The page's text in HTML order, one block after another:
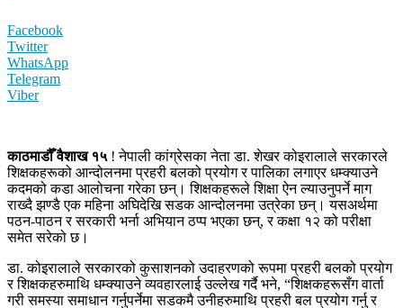
Facebook
Twitter
WhatsApp
Telegram
Viber
काठमाडौँ वैशाख १५ ! नेपाली कांग्रेसका नेता डा. शेखर कोइरालाले सरकारले
शिक्षकहरूको आन्दोलनमा प्रहरी बलको प्रयोग र पालिका लगाएर धम्क्याउने
कदमको कडा आलोचना गरेका छन्। शिक्षकहरूले शिक्षा ऐन ल्याउनुपर्ने माग
राख्दै झण्डै एक महिना अघिदेखि सडक आन्दोलनमा उत्रेका छन्। यसअर्थमा
पठन-पाठन र सरकारी भर्ना अभियान ठप्प भएका छन्, र कक्षा १२ को परीक्षा
समेत सरेको छ।
डा. कोइरालाले सरकारको कुसाशनको उदाहरणको रूपमा प्रहरी बलको प्रयोग
र शिक्षकहरुमाथि धम्क्याउने व्यवहारलाई उल्लेख गर्दै भने, “शिक्षकहरूसँग वार्ता
गरी समस्या समाधान गर्नुपर्नेमा सडकमै उनीहरुमाथि प्रहरी बल प्रयोग गर्नु र